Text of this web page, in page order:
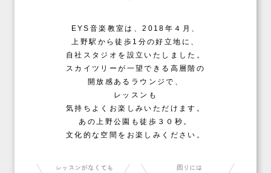
EYS音楽教室は、2018年４月、
上野駅から徒歩1分の好立地に、
自社スタジオを設立いたしました。
スカイツリーが一望できる高層階の
開放感あるラウンジで、
レッスンも
気持ちよくお楽しみいただけます。
あの上野公園も徒歩３０秒。
文化的な空間をお楽しみください。